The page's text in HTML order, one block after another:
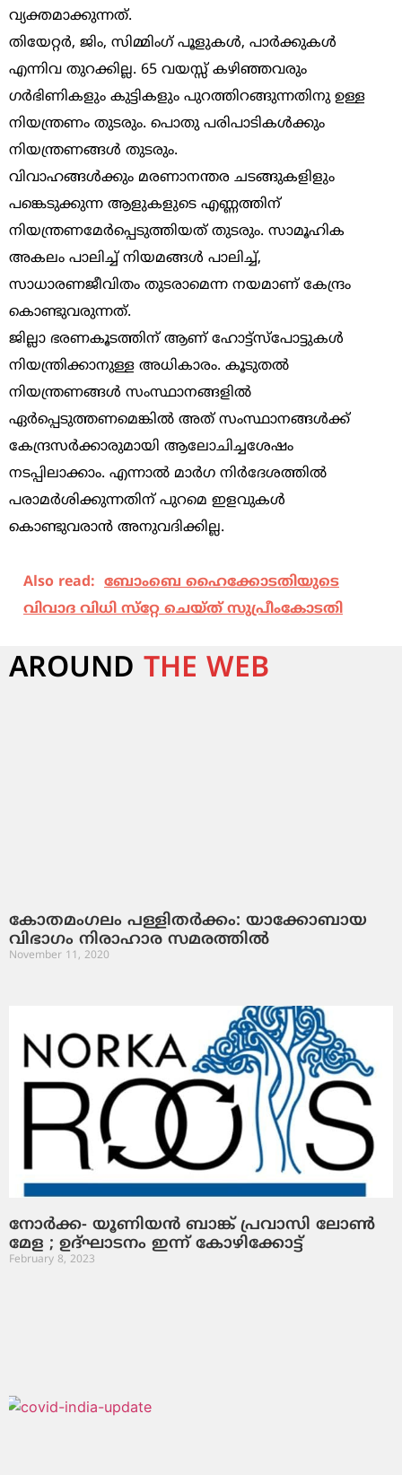
വ്യക്തമാക്കുന്നത്.
തിയേറ്റർ, ജിം, സിമ്മിംഗ് പൂളുകൾ, പാർക്കുകൾ
എന്നിവ തുറക്കില്ല. 65 വയസ്സ് കഴിഞ്ഞവരും
ഗർഭിണികളും കുട്ടികളും പുറത്തിറങ്ങുന്നതിനു ഉള്ള
നിയന്ത്രണം തുടരും. പൊതു പരിപാടികൾക്കും
നിയന്ത്രണങ്ങൾ തുടരും.
വിവാഹങ്ങൾക്കും മരണാനന്തര ചടങ്ങുകളിളും
പങ്കെടുക്കുന്ന ആളുകളുടെ എണ്ണത്തിന്
നിയന്ത്രണമേർപ്പെടുത്തിയത് തുടരും. സാമൂഹിക
അകലം പാലിച്ച് നിയമങ്ങൾ പാലിച്ച്,
സാധാരണജീവിതം തുടരാമെന്ന നയമാണ് കേന്ദ്രം
കൊണ്ടുവരുന്നത്.
ജില്ലാ ഭരണകൂടത്തിന് ആണ് ഹോട്ട്സ്പോട്ടുകൾ
നിയന്ത്രിക്കാനുള്ള അധികാരം. കൂടുതൽ
നിയന്ത്രണങ്ങൾ സംസ്ഥാനങ്ങളിൽ
ഏർപ്പെടുത്തണമെങ്കിൽ അത് സംസ്ഥാനങ്ങൾക്ക്
കേന്ദ്രസർക്കാരുമായി ആലോചിച്ചശേഷം
നടപ്പിലാക്കാം. എന്നാൽ മാർഗ നിർദേശത്തിൽ
പരാമർശിക്കുന്നതിന് പുറമെ ഇളവുകൾ
കൊണ്ടുവരാൻ അനുവദിക്കില്ല.
Also read: ബോംബെ ഹൈക്കോടതിയുടെ
വിവാദ വിധി സ്‌റ്റേ ചെയ്ത് സുപ്രീംകോടതി
AROUND THE WEB
കോതമംഗലം പള്ളിതര്‍ക്കം: യാക്കോബായ
വിഭാഗം നിരാഹാര സമരത്തില്‍
November 11, 2020
നോര്‍ക്ക- യൂണിയന്‍ ബാങ്ക് പ്രവാസി ലോണ്‍
മേള ; ഉദ്ഘാടനം ഇന്ന് കോഴിക്കോട്ട്
February 8, 2023